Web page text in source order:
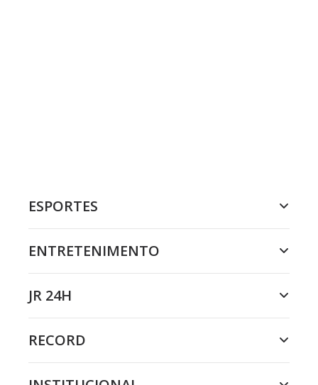
ESPORTES
ENTRETENIMENTO
JR 24H
RECORD